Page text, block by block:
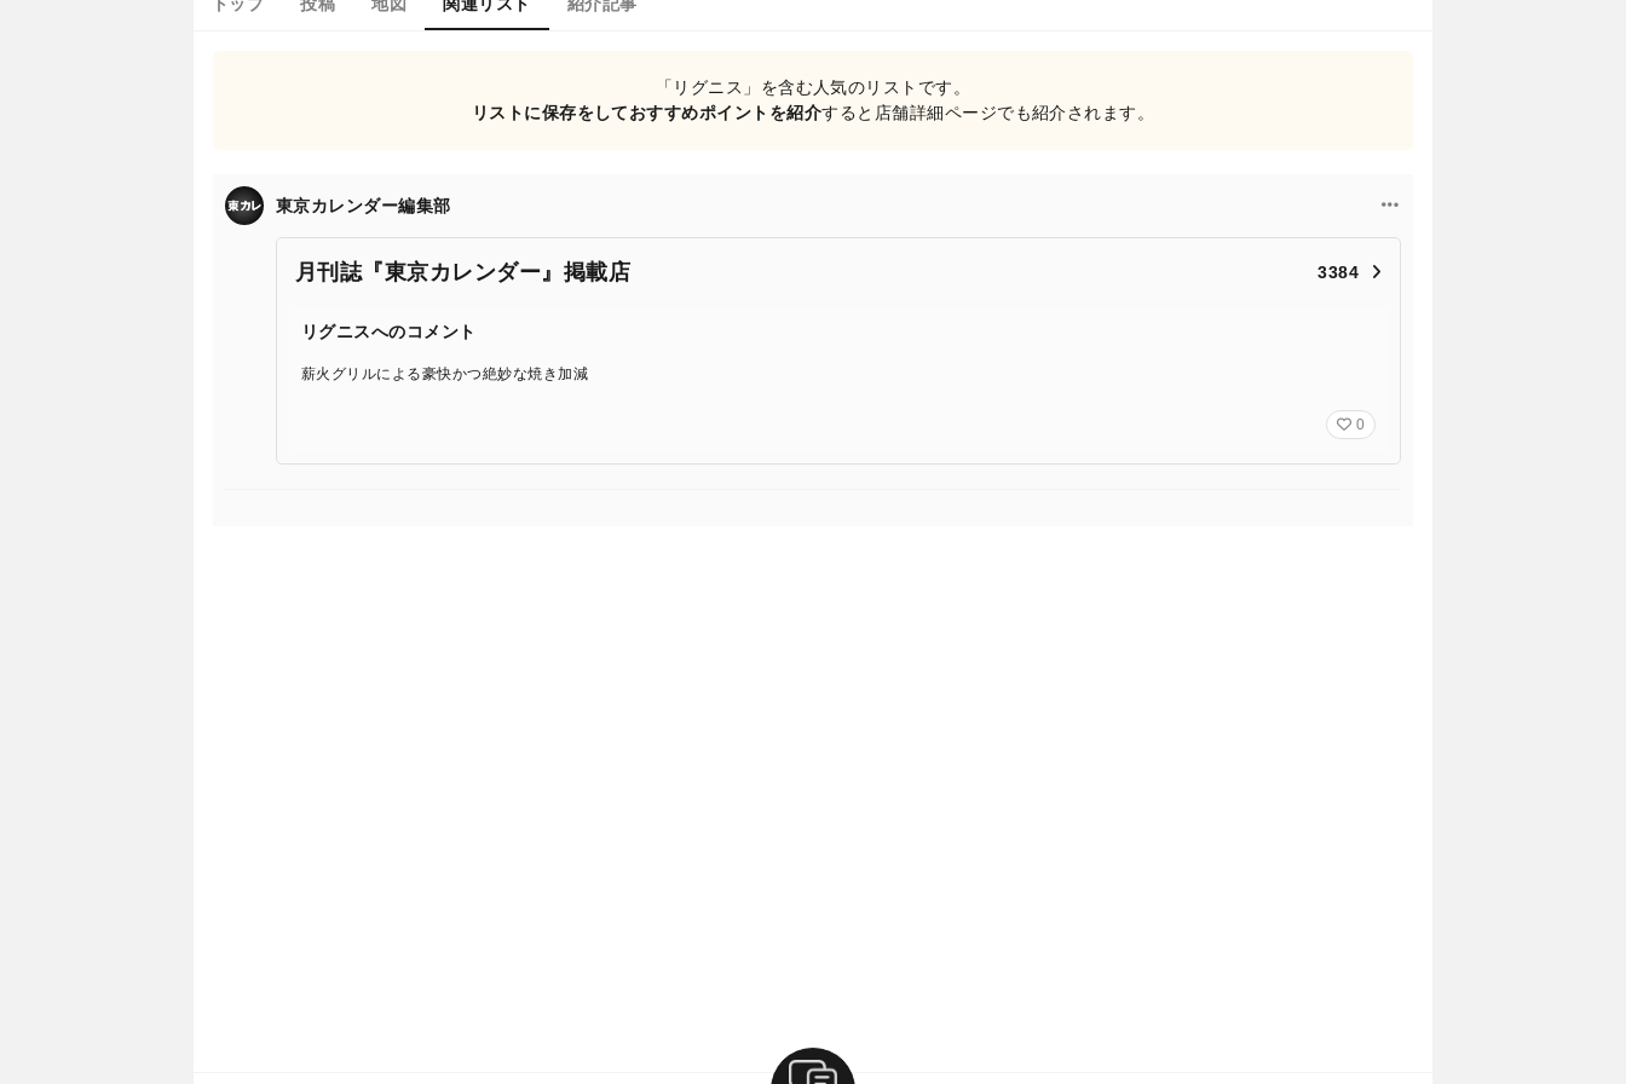
「リグニス」を含む人気のリストです。
リストに保存をしておすすめポイントを紹介すると店舗詳細ページでも紹介されます。
東京カレンダー編集部
月刊誌『東京カレンダー』掲載店 3384
リグニスへのコメント
薪火グリルによる豪快かつ絶妙な焼き加減
0